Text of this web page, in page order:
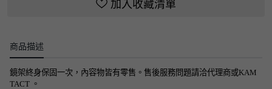
加入收藏清單
商品描述
鏡架終身保固一次，內容物皆有零售。售後服務問題請洽代理商或KAM
TACT 。